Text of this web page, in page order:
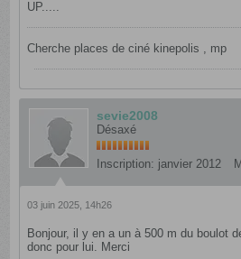
UP.....
Cherche places de ciné kinepolis , mp
sevie2008
Désaxé
Inscription: janvier 2012
03 juin 2025, 14h26
Bonjour, il y en a un à 500 m du boulot
donc pour lui. Merci